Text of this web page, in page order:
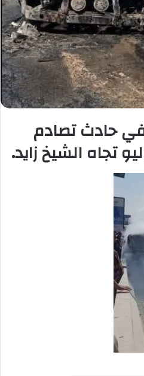
في حادث تصادم